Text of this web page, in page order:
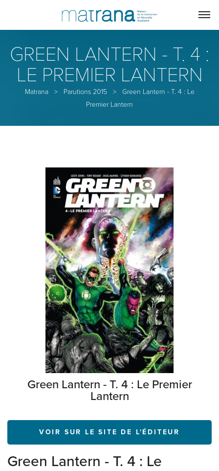
GREEN LANTERN - T. 4 :
LE PREMIER LANTERN
Matrana> Parutions 2015 >
Green Lantern - T. 4 : Le
Premier Lantern
Green Lantern - T. 4 : Le Premier
Lantern
VOIR SUR LE SITE DE L'ÉDITEUR
Green Lantern - T. 4 : Le